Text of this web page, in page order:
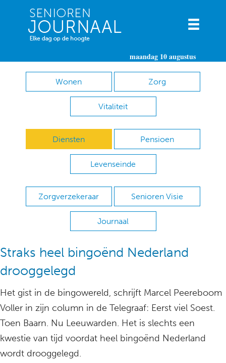
maandag 10 augustus
Wonen Zorg
Vitaliteit
Diensten Pensioen
Levenseinde
Zorgverzekeraar Senioren Visie
Journaal
Straks heel bingoënd Nederland
drooggelegd
Het gist in de bingowereld, schrijft Marcel Peereboom
Voller in zijn column in de Telegraaf: Eerst viel Soest.
Toen Baarn. Nu Leeuwarden. Het is slechts een
kwestie van tijd voordat heel bingoënd Nederland
wordt drooggelegd.